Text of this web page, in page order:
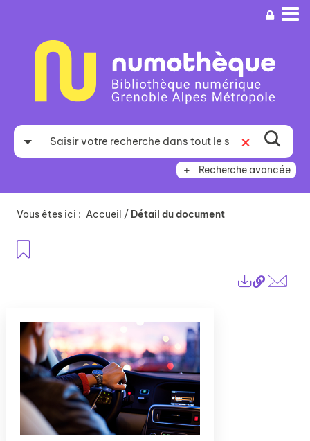
recherche
Recherche avancée
Vous êtes ici : Accueil / Détail du document
Lien